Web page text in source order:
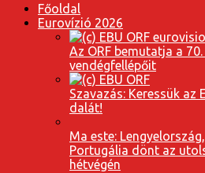
Főoldal
Eurovízió 2026
Az ORF bemutatja a
vendégfellépőit
Szavazás: Keressük
dalát!
Ma este:
Portugália dönt az
hétvégén